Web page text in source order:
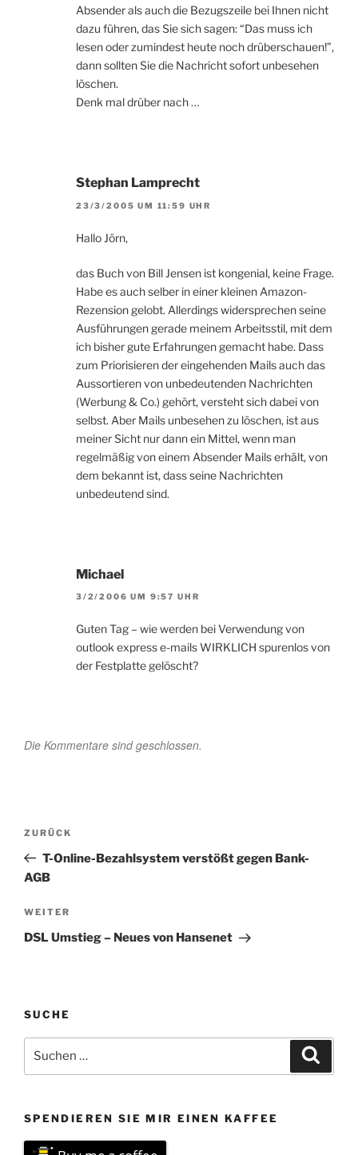
Absender als auch die Bezugszeile bei Ihnen nicht
dazu führen, das Sie sich sagen: “Das muss ich
lesen oder zumindest heute noch drüberschauen!”,
dann sollten Sie die Nachricht sofort unbesehen
löschen.
Denk mal drüber nach …
Stephan Lamprecht
23/3/2005 UM 11:59 UHR
Hallo Jörn,
das Buch von Bill Jensen ist kongenial, keine Frage.
Habe es auch selber in einer kleinen Amazon-
Rezension gelobt. Allerdings widersprechen seine
Ausführungen gerade meinem Arbeitsstil, mit dem
ich bisher gute Erfahrungen gemacht habe. Dass
zum Priorisieren der eingehenden Mails auch das
Aussortieren von unbedeutenden Nachrichten
(Werbung & Co.) gehört, versteht sich dabei von
selbst. Aber Mails unbesehen zu löschen, ist aus
meiner Sicht nur dann ein Mittel, wenn man
regelmäßig von einem Absender Mails erhält, von
dem bekannt ist, dass seine Nachrichten
unbedeutend sind.
Michael
3/2/2006 UM 9:57 UHR
Guten Tag – wie werden bei Verwendung von
outlook express e-mails WIRKLICH spurenlos von
der Festplatte gelöscht?
Die Kommentare sind geschlossen.
Beitragsnavigation
Vorheriger
Beitrag
ZURÜCK
T-Online-Bezahlsystem verstößt gegen Bank-
AGB
Nächster
Beitrag
WEITER
DSL Umstieg – Neues von Hansenet
SUCHE
nach:
SPENDIEREN SIE MIR EINEN KAFFEE